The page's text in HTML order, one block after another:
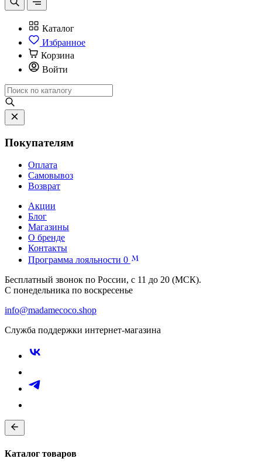
Каталог
Избранное
Корзина
Войти
Покупателям
Оплата
Самовывоз
Возврат
Акции
Блог
Магазины
О бренде
Контакты
Программа лояльности 0
Бесплатный звонок по России, с 11 до 20 (МСК).
С понедельника по воскресенье
info@madamecoco.shop
Служба поддержки интернет-магазина
Каталог товаров